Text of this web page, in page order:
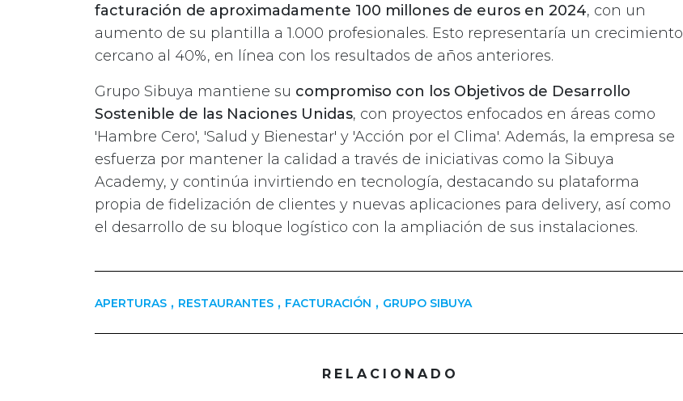
facturación de aproximadamente 100 millones de euros en 2024, con un
aumento de su plantilla a 1.000 profesionales. Esto representaría un crecimiento
cercano al 40%, en línea con los resultados de años anteriores.
Grupo Sibuya mantiene su compromiso con los Objetivos de Desarrollo
Sostenible de las Naciones Unidas, con proyectos enfocados en áreas como
'Hambre Cero', 'Salud y Bienestar' y 'Acción por el Clima'. Además, la empresa se
esfuerza por mantener la calidad a través de iniciativas como la Sibuya
Academy, y continúa invirtiendo en tecnología, destacando su plataforma
propia de fidelización de clientes y nuevas aplicaciones para delivery, así como
el desarrollo de su bloque logístico con la ampliación de sus instalaciones.
APERTURAS , RESTAURANTES , FACTURACIÓN , GRUPO SIBUYA
RELACIONADO